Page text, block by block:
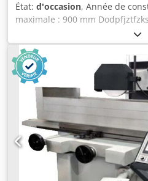
État: d'occasion, Année de
maximale : 900 mm
maximale de rotation : 440 tr/
environ 3 tonnes